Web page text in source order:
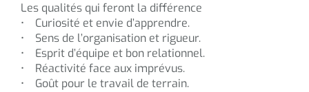
Les qualités qui feront la différence
• Curiosité et envie d’apprendre.
• Sens de l’organisation et rigueur.
• Esprit d’équipe et bon relationnel.
• Réactivité face aux imprévus.
• Goût pour le travail de terrain.